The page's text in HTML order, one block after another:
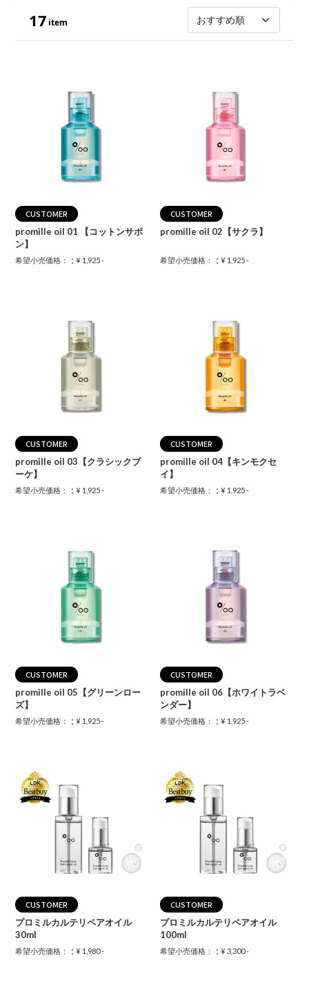
17 item
CUSTOMER
promille oil 01 【コットンサボ
ン】
希望小売価格： ：¥ 1,925 -
CUSTOMER
promille oil 02【サクラ】
希望小売価格： ： ¥ 1,925 -
CUSTOMER
promille oil 03【クラシックブ
ーケ】
希望小売価格： ：¥ 1,925 -
CUSTOMER
promille oil 04【キンモクセ
イ】
希望小売価格： ： ¥ 1,925 -
CUSTOMER
promille oil 05【グリーンロー
ズ】
希望小売価格： ：¥ 1,925 -
CUSTOMER
promille oil 06【ホワイトラベ
ンダー】
希望小売価格： ： ¥ 1,925 -
CUSTOMER
プロミルカルテリペアオイル
30ml
希望小売価格： ：¥ 1,980 -
CUSTOMER
プロミルカルテリペアオイル
100ml
希望小売価格： ： ¥ 3,300 -